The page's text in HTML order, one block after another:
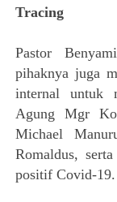
Tracing
Pastor
pihaknya juga
internal untuk
Agung Mgr
Michael
Romaldus,
positif Covid-19.